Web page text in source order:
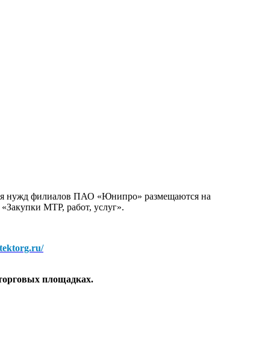
нужд филиалов ПАО «Юнипро» размещаются на
«Закупки МТР, работ, услуг».
площадках.